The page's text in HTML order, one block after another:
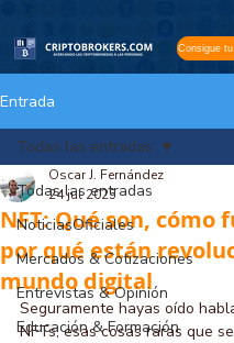
Entrada
Todas las entradas
NoticiasOficiales
Mercados & Cotizaciones
Entrevistas & Opinión
Educación & Formación
Todas las entradas
NFT: Qué son, cómo
por qué están
mundo digital
Oscar J. Fernández
24 jul 2025
Seguramente hayas oído
NFTs, esas cosas raras que